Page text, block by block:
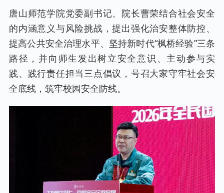
唐山师范学院党委副书记、院长曹荣结合社会安全
的内涵意义与风险挑战，提出强化治安整体防控、
提高公共安全治理水平、坚持新时代“枫桥经验”三条
路径，并向师生发出树立安全意识、主动参与实
践、践行责任担当三点倡议，号召大家守牢社会安
全底线，筑牢校园安全防线。